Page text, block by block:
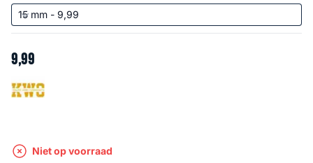
9,99
Niet op voorraad